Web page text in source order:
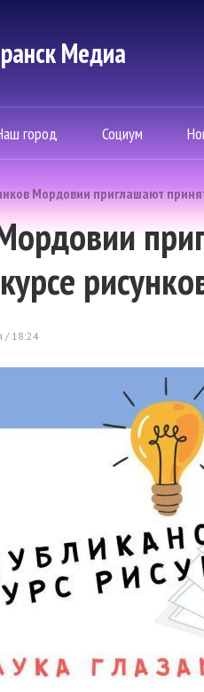
Mедиа
город Социум
Мордовии приглашают
/ 18:24